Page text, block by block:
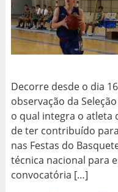
Decorre desde o dia
observação da
o qual integra o atleta
de ter contribuído
nas Festas do
técnica nacional para
convocatória […]